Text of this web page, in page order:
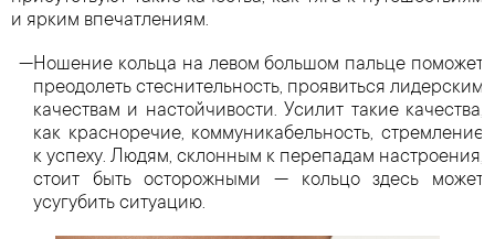
и ярким впечатлениям.
Ношение кольца на левом большом пальце поможет
преодолеть стеснительность, проявиться лидерским
качествам и настойчивости. Усилит такие качества,
как красноречие, коммуникабельность, стремление
к успеху. Людям, склонным к перепадам настроения,
стоит быть осторожными — кольцо здесь может
усугубить ситуацию.